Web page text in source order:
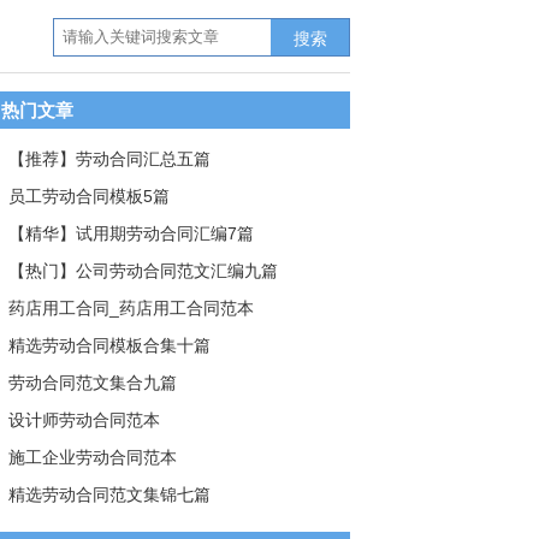
搜索
热门文章
【推荐】劳动合同汇总五篇
员工劳动合同模板5篇
【精华】试用期劳动合同汇编7篇
【热门】公司劳动合同范文汇编九篇
药店用工合同_药店用工合同范本
精选劳动合同模板合集十篇
劳动合同范文集合九篇
设计师劳动合同范本
施工企业劳动合同范本
精选劳动合同范文集锦七篇